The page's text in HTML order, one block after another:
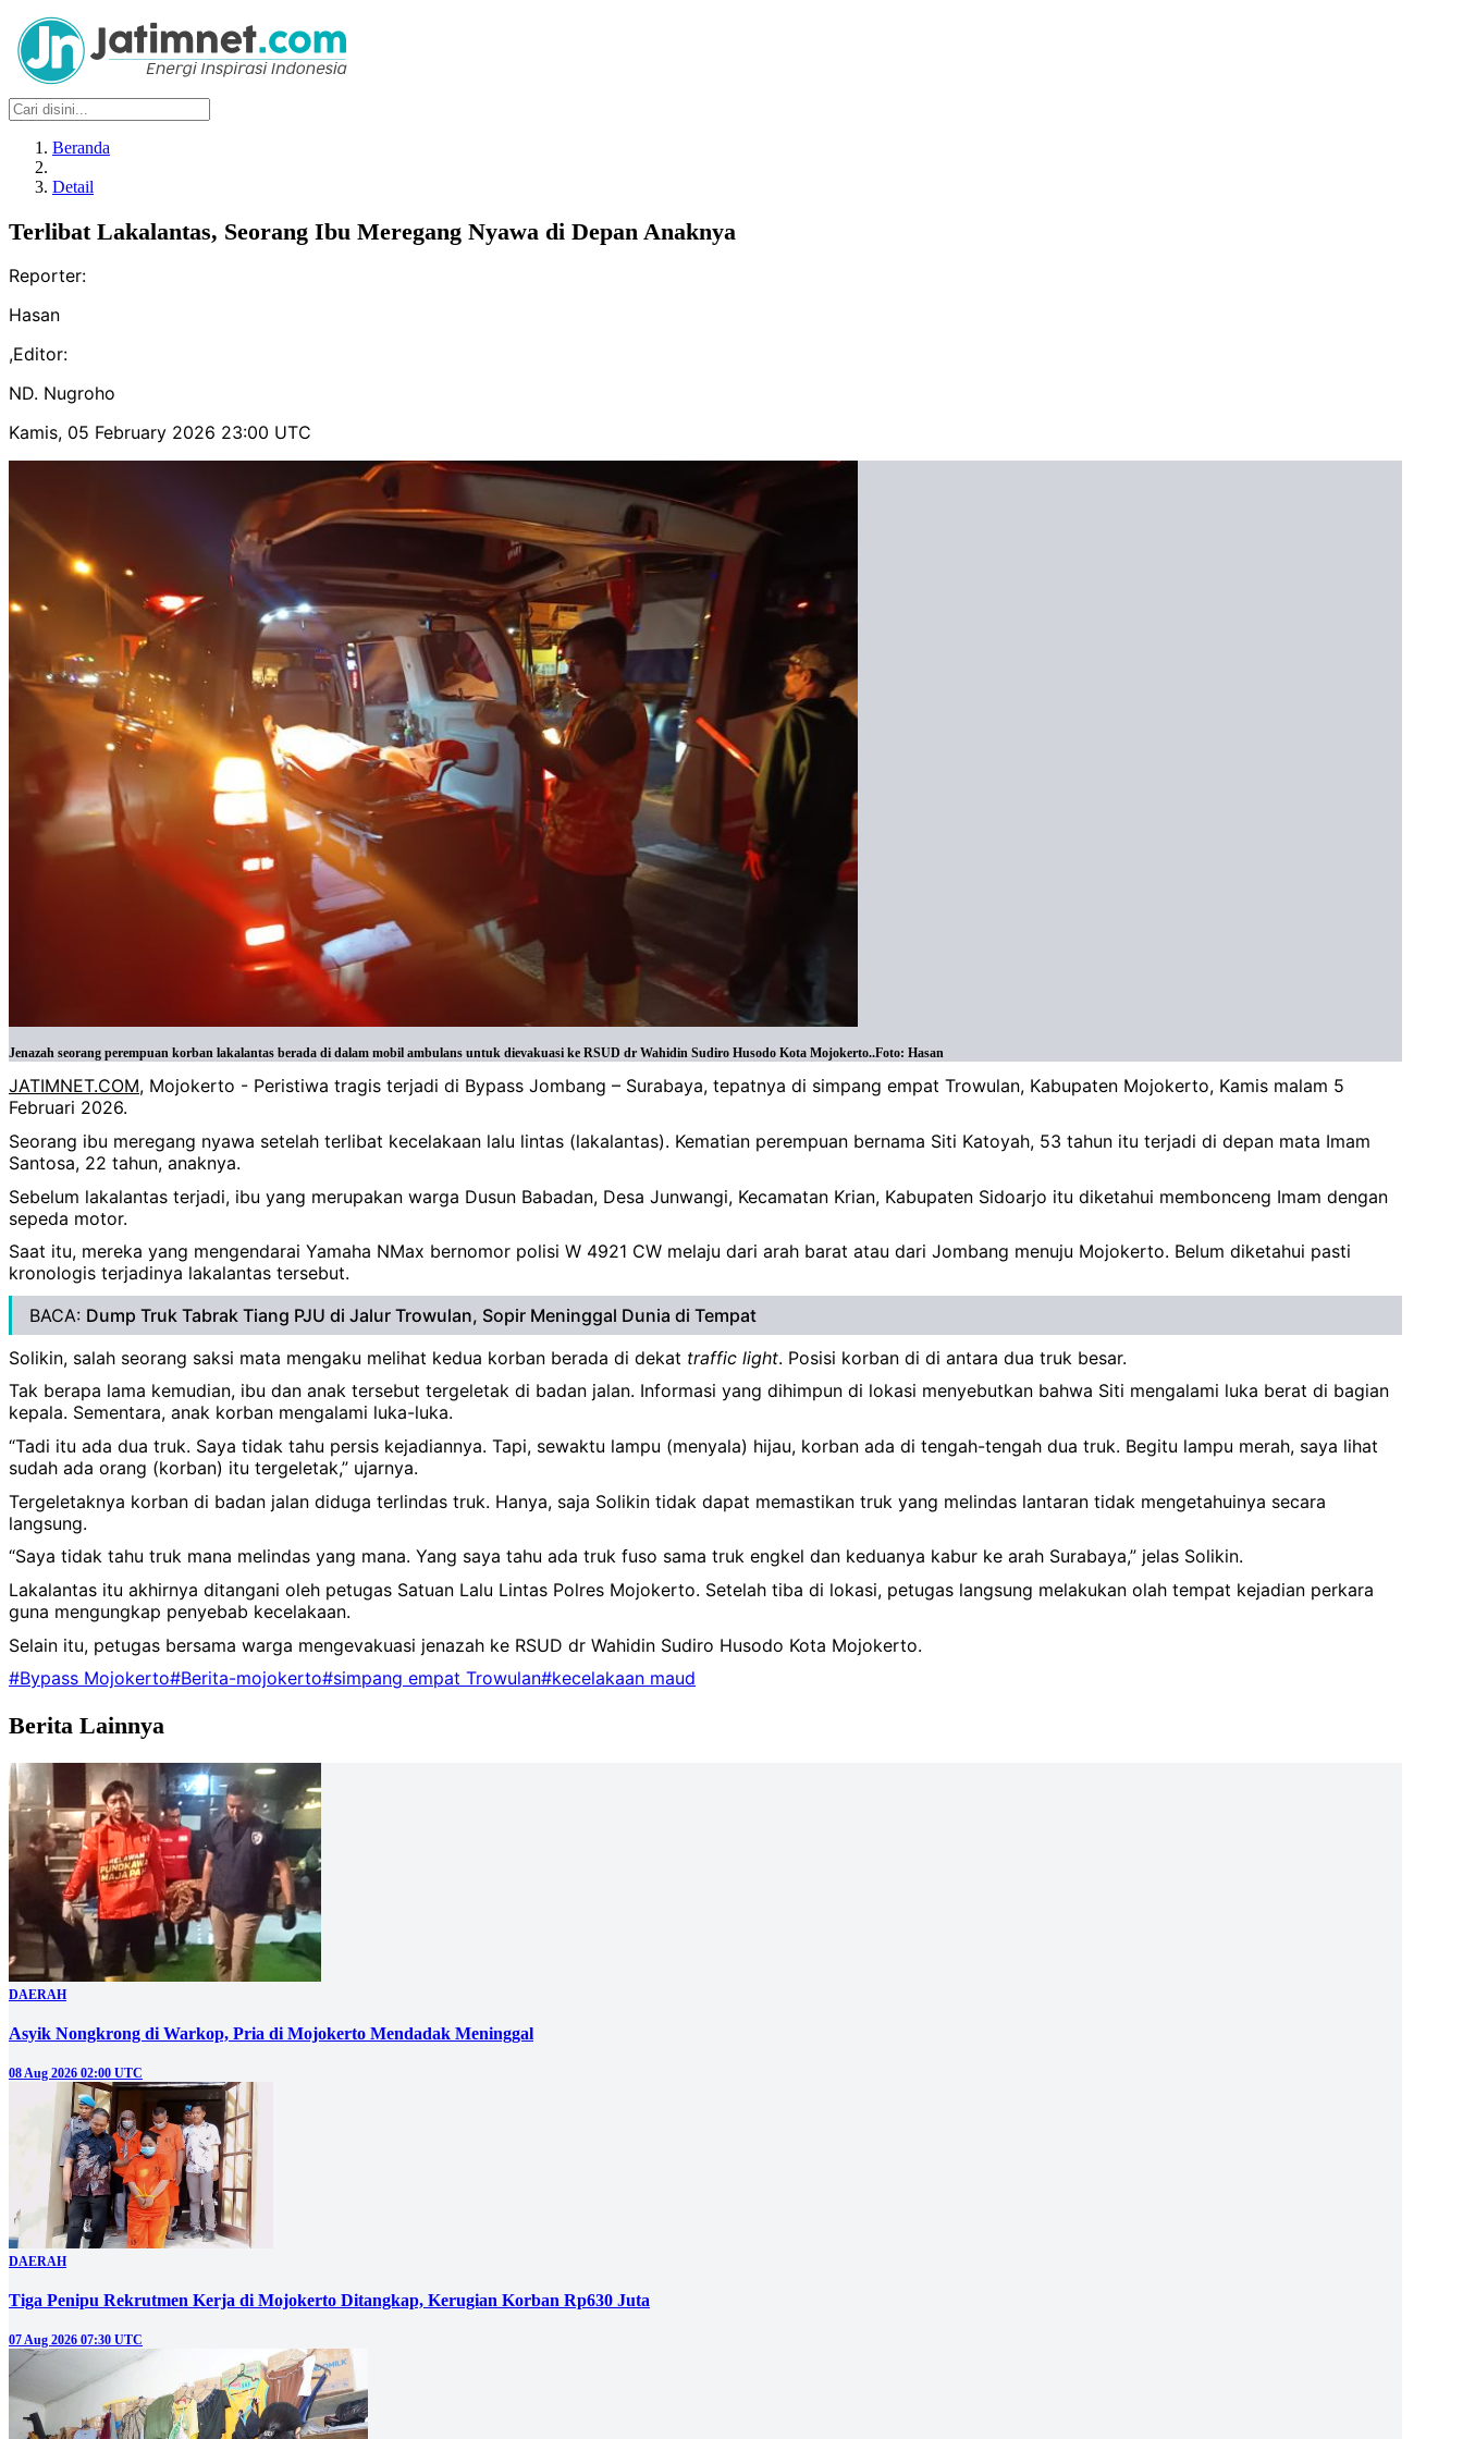
Beranda
Detail
Terlibat Lakalantas, Seorang Ibu Meregang Nyawa di Depan Anaknya
Reporter:
Hasan
,Editor:
ND. Nugroho
Kamis, 05 February 2026 23:00 UTC
Jenazah seorang perempuan korban lakalantas berada di dalam mobil ambulans untuk dievakuasi ke RSUD dr Wahidin Sudiro Husodo Kota Mojokerto..Foto: Hasan
JATIMNET.COM, Mojokerto - Peristiwa tragis terjadi di Bypass Jombang – Surabaya, tepatnya di simpang empat Trowulan, Kabupaten Mojokerto, Kamis malam 5
Februari 2026.
Seorang ibu meregang nyawa setelah terlibat kecelakaan lalu lintas (lakalantas). Kematian perempuan bernama Siti Katoyah, 53 tahun itu terjadi di depan mata Imam
Santosa, 22 tahun, anaknya.
Sebelum lakalantas terjadi, ibu yang merupakan warga Dusun Babadan, Desa Junwangi, Kecamatan Krian, Kabupaten Sidoarjo itu diketahui membonceng Imam dengan
sepeda motor.
Saat itu, mereka yang mengendarai Yamaha NMax bernomor polisi W 4921 CW melaju dari arah barat atau dari Jombang menuju Mojokerto. Belum diketahui pasti
kronologis terjadinya lakalantas tersebut.
BACA: Dump Truk Tabrak Tiang PJU di Jalur Trowulan, Sopir Meninggal Dunia di Tempat
Solikin, salah seorang saksi mata mengaku melihat kedua korban berada di dekat traffic light. Posisi korban di di antara dua truk besar.
Tak berapa lama kemudian, ibu dan anak tersebut tergeletak di badan jalan. Informasi yang dihimpun di lokasi menyebutkan bahwa Siti mengalami luka berat di bagian
kepala. Sementara, anak korban mengalami luka-luka.
“Tadi itu ada dua truk. Saya tidak tahu persis kejadiannya. Tapi, sewaktu lampu (menyala) hijau, korban ada di tengah-tengah dua truk. Begitu lampu merah, saya lihat
sudah ada orang (korban) itu tergeletak,” ujarnya.
Tergeletaknya korban di badan jalan diduga terlindas truk. Hanya, saja Solikin tidak dapat memastikan truk yang melindas lantaran tidak mengetahuinya secara
langsung.
“Saya tidak tahu truk mana melindas yang mana. Yang saya tahu ada truk fuso sama truk engkel dan keduanya kabur ke arah Surabaya,” jelas Solikin.
Lakalantas itu akhirnya ditangani oleh petugas Satuan Lalu Lintas Polres Mojokerto. Setelah tiba di lokasi, petugas langsung melakukan olah tempat kejadian perkara
guna mengungkap penyebab kecelakaan.
Selain itu, petugas bersama warga mengevakuasi jenazah ke RSUD dr Wahidin Sudiro Husodo Kota Mojokerto.
#Bypass Mojokerto#Berita-mojokerto#simpang empat Trowulan#kecelakaan maud
Berita Lainnya
DAERAH
Asyik Nongkrong di Warkop, Pria di Mojokerto Mendadak Meninggal
08 Aug 2026 02:00 UTC
DAERAH
Tiga Penipu Rekrutmen Kerja di Mojokerto Ditangkap, Kerugian Korban Rp630 Juta
07 Aug 2026 07:30 UTC